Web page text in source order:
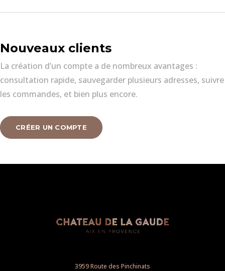
Nouveaux clients
La création d’un compte a de nombreux avantages :
consultation rapide, sauvegarder plusieurs adresses, suivre
les commandes, et bien plus encore.
CRÉER UN COMPTE
3959 Route des Pinchinats